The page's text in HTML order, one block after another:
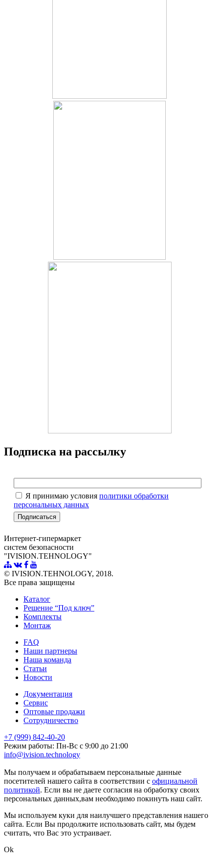
Подписка на рассылку
Я принимаю условия политики обработки
персональных данных
Интернет-гипермаркет
систем безопасности
"IVISION.TEHNOLOGY"
© IVISION.TEHNOLOGY, 2018.
Все права защищены
Каталог
Решение “Под ключ”
Комплекты
Монтаж
FAQ
Наши партнеры
Наша команда
Статьи
Новости
Документация
Сервис
Оптовые продажи
Сотрудничество
+7 (999) 842-40-20
Режим работы: Пн-Вс с 9:00 до 21:00
info@ivision.technology
Мы получаем и обрабатываем персональные данные
посетителей нашего сайта в соответствии с официальной
политикой. Если вы не даете согласия на обработку своих
персональных данных,вам необходимо покинуть наш сайт.
Мы используем куки для наилучшего представления нашего
сайта. Если Вы продолжите использовать сайт, мы будем
считать, что Вас это устраивает.
Ok